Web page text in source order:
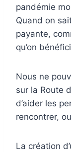
pandémie
Quand on
payante,
qu’on
Nous ne
sur la Route
d’aider les
rencontrer,
La création